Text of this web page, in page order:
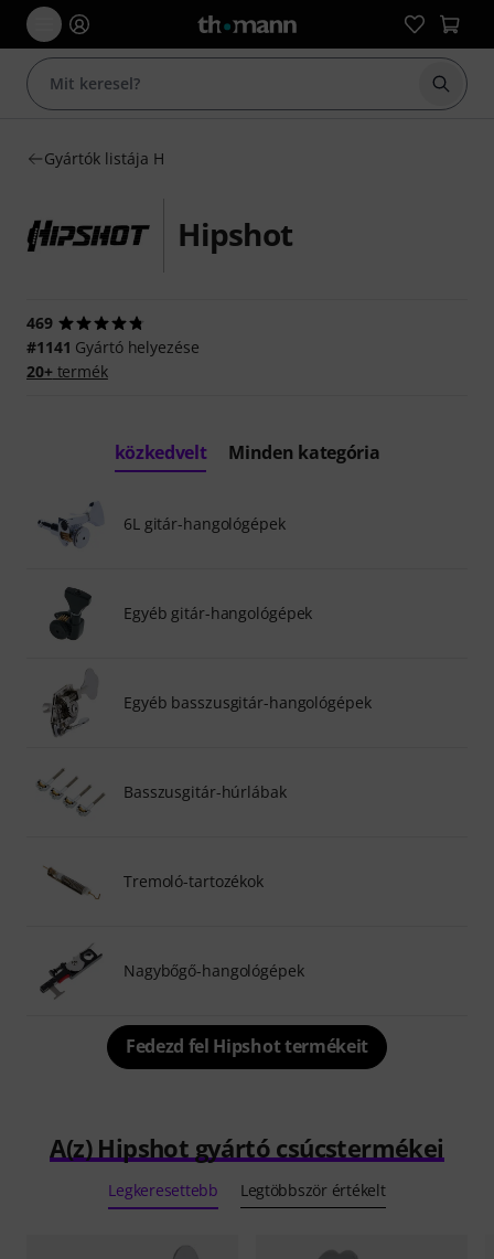
Gyártók listája H
Hipshot
469
#1141 Gyártó helyezése
20+termék
közkedvelt Minden kategória
6L gitár-hangológépek
Egyéb gitár-hangológépek
Egyéb basszusgitár-hangológépek
Basszusgitár-húrlábak
Tremoló-tartozékok
Nagybőgő-hangológépek
Fedezd fel Hipshot termékeit
A(z) Hipshot gyártó csúcstermékei
Legkeresettebb Legtöbbször értékelt